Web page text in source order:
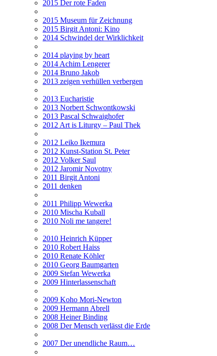
2015 Der rote Faden
2015 Museum für Zeichnung
2015 Birgit Antoni: Kino
2014 Schwindel der Wirklichkeit
2014 playing by heart
2014 Achim Lengerer
2014 Bruno Jakob
2013 zeigen verhüllen verbergen
2013 Eucharistie
2013 Norbert Schwontkowski
2013 Pascal Schwaighofer
2012 Art is Liturgy – Paul Thek
2012 Leiko Ikemura
2012 Kunst-Station St. Peter
2012 Volker Saul
2012 Jaromir Novotny
2011 Birgit Antoni
2011 denken
2011 Philipp Wewerka
2010 Mischa Kuball
2010 Noli me tangere!
2010 Heinrich Küpper
2010 Robert Haiss
2010 Renate Köhler
2010 Georg Baumgarten
2009 Stefan Wewerka
2009 Hinterlassenschaft
2009 Koho Mori-Newton
2009 Hermann Abrell
2008 Heiner Binding
2008 Der Mensch verlässt die Erde
2007 Der unendliche Raum…